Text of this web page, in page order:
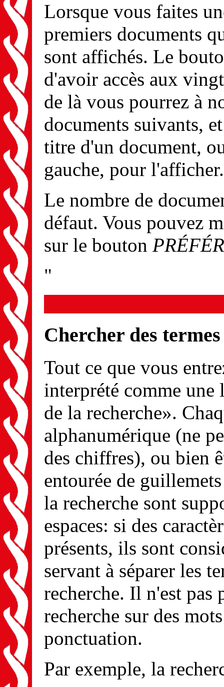
Lorsque vous faites
premiers documents
sont affichés. Le
d'avoir accès aux
de là vous pourrez à
documents suivants,
titre d'un document,
gauche, pour l'afficher.
Le nombre de
défaut. Vous pouvez
sur le bouton
"
Chercher des termes
Tout ce que vous
interprété comme une
de la recherche».
alphanumérique (ne
des chiffres), ou bien
entourée de
la recherche sont
espaces: si des
présents, ils sont
servant à séparer les
recherche. Il n'est pas
recherche sur des
ponctuation.
Par exemple, la